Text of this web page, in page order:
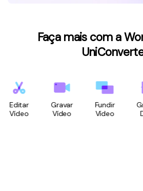
Faça mais com a
Editar
Vídeo
Gravar
Vídeo
Fundir
Vídeo